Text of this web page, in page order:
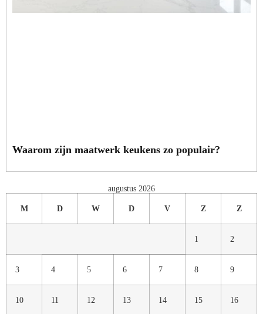
Waarom zijn maatwerk keukens zo populair?
augustus 2026
M D W D V Z Z
1 2
3 4 5 6 7 8 9
10 11 12 13 14 15 16